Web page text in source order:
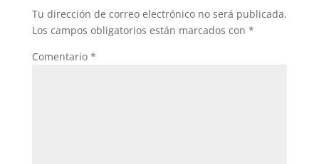
Tu dirección de correo electrónico no será publicada.
Los campos obligatorios están marcados con *
Comentario *